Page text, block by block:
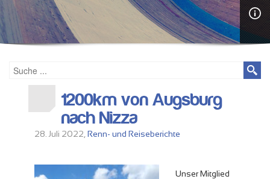
1200km von Augsburg
nach Nizza
28. Juli 2022, Renn- und Reiseberichte
Unser Mitglied